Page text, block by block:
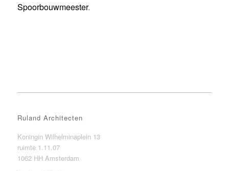
Spoorbouwmeester.
Ruland Architecten
Koningin Wilhelminaplein 13
ruimte 1.11.07
1062 HH Amsterdam